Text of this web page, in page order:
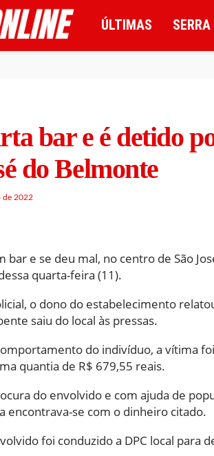
ÚLTIMAS
bar e é detido
do Belmonte
de 2022
e se deu mal, no centro de São
quarta-feira (11).
o dono do estabelecimento
saiu do local às pressas.
do indivíduo, a vítima
quantia de R$ 679,55 reais.
do envolvido e com ajuda de
encontrava-se com o dinheiro citado.
foi conduzido a DPC local para